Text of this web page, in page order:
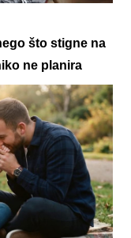
što stigne na
ne planira